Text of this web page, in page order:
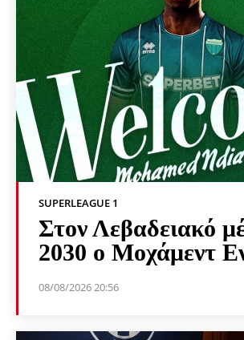
SUPERLEAGUE 1
Στον Λεβαδειακό
2030 ο Μοχάμεντ
08/08/2026 20:56